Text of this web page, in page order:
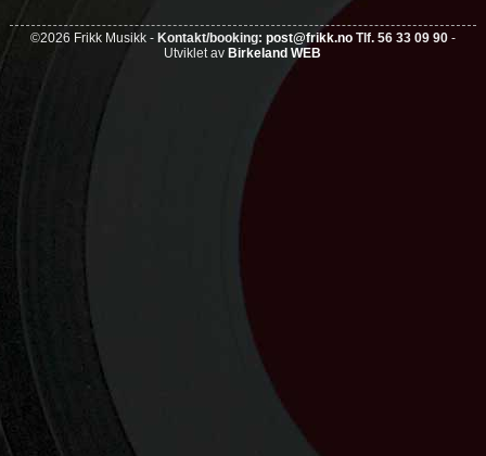
Nøkkelord:
rhorm
©2026 Frikk Musikk - Kontakt/booking: post@frikk.noTlf. 56 33 09 90-
Utviklet av Birkeland WEB